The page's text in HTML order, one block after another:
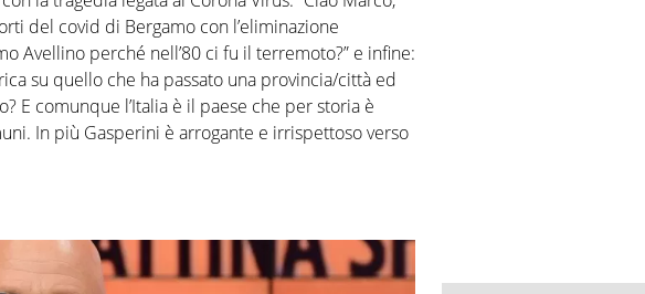
del covid di Bergamo con l’eliminazione
Avellino perché nell’80 ci fu il terremoto?” e infine:
su quello che ha passato una provincia/città ed
E comunque l’Italia è il paese che per storia è
In più Gasperini è arrogante e irrispettoso verso